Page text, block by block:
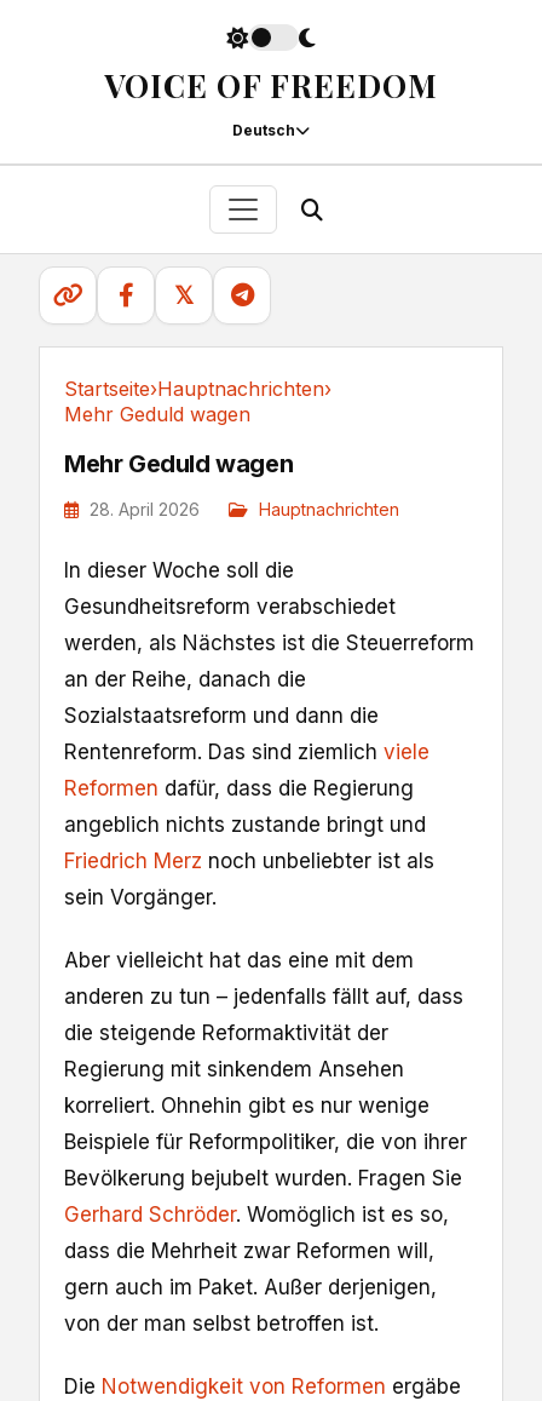
VOICE OF FREEDOM
Deutsch
𝕏
Startseite›Hauptnachrichten›
Mehr Geduld wagen
Mehr Geduld wagen
28. April 2026 Hauptnachrichten
In dieser Woche soll die
Gesundheitsreform verabschiedet
werden, als Nächstes ist die Steuerreform
an der Reihe, danach die
Sozialstaatsreform und dann die
Rentenreform. Das sind ziemlich viele
Reformen dafür, dass die Regierung
angeblich nichts zustande bringt und
Friedrich Merz noch unbeliebter ist als
sein Vorgänger.
Aber vielleicht hat das eine mit dem
anderen zu tun – jedenfalls fällt auf, dass
die steigende Reformaktivität der
Regierung mit sinkendem Ansehen
korreliert. Ohnehin gibt es nur wenige
Beispiele für Reformpolitiker, die von ihrer
Bevölkerung bejubelt wurden. Fragen Sie
Gerhard Schröder. Womöglich ist es so,
dass die Mehrheit zwar Reformen will,
gern auch im Paket. Außer derjenigen,
von der man selbst betroffen ist.
Die Notwendigkeit von Reformen ergäbe